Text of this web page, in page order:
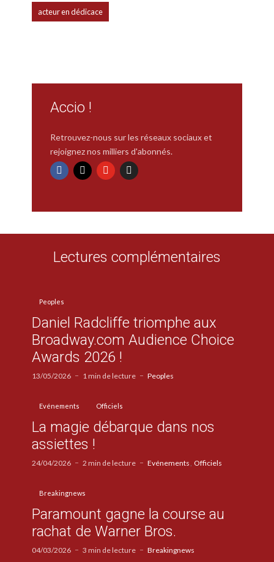
acteur en dédicace
Accio !
Retrouvez-nous sur les réseaux sociaux et
rejoignez nos milliers d'abonnés.
Lectures complémentaires
Peoples
Daniel Radcliffe triomphe aux
Broadway.com Audience Choice
Awards 2026 !
13/05/2026 1 min de lecture Peoples
Evénements Officiels
La magie débarque dans nos
assiettes !
24/04/2026 2 min de lecture Evénements Officiels
Breakingnews
Paramount gagne la course au
rachat de Warner Bros.
04/03/2026 3 min de lecture Breakingnews